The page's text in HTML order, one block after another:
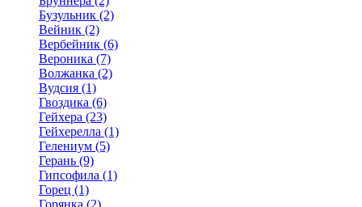
Бузульник (2)
Вейник (2)
Вербейник (6)
Вероника (7)
Волжанка (2)
Вудсия (1)
Гвоздика (6)
Гейхера (23)
Гейхерелла (1)
Гелениум (5)
Герань (9)
Гипсофила (1)
Горец (1)
Горянка (2)